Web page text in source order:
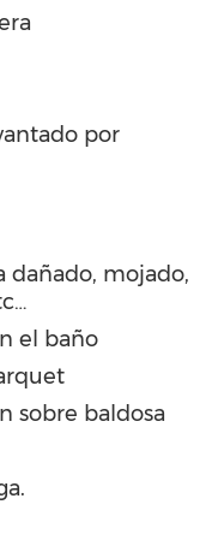
por
dañado, mojado,
el baño
sobre baldosa